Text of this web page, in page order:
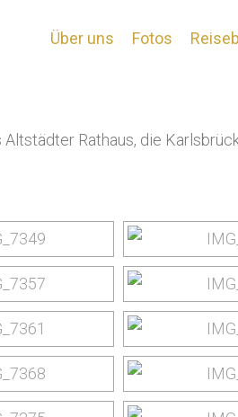
Über uns Fotos
Rathaus, die